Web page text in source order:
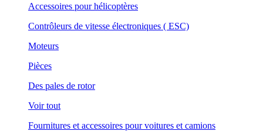
Accessoires pour hélicoptères
Contrôleurs de vitesse électroniques ( ESC)
Moteurs
Pièces
Des pales de rotor
Voir tout
Fournitures et accessoires pour voitures et camions